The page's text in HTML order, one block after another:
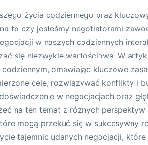
życia codziennego oraz
to czy jesteśmy negotiatorami
w naszych codziennych
się niezwykle wartościowa. W
omawiając kluczowe
cele, rozwiązywać konflikty i
w negocjacjach oraz
na ten temat z różnych
mogą przekuć się w sukcesywny
tajemnic udanych negocjacji,